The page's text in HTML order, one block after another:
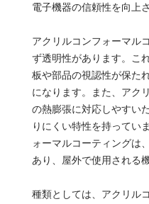
電子機器の信頼性を向上
アクリルコンフォーマル
ず透明性があります。こ
板や部品の視認性が保た
になります。また、アク
の熱膨張に対応しやすい
りにくい特性を持ってい
ォーマルコーティングは
あり、屋外で使用される
種類としては、アクリル